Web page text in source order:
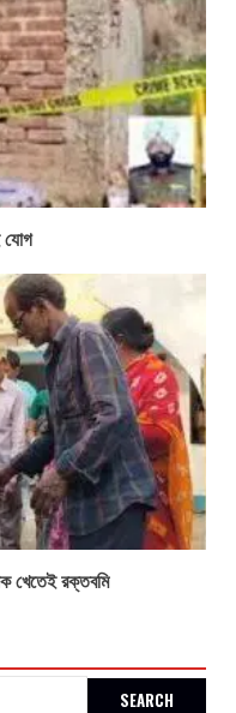
যোগ
খেতেই রক্তবমি
SEARCH